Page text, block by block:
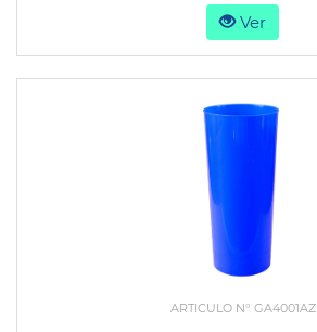
Ver
ARTICULO N° GA4001AZ